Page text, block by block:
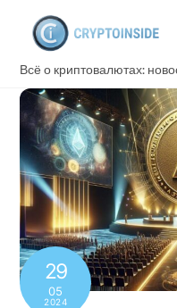
content
Всё о криптовалютах:
29
05
2024